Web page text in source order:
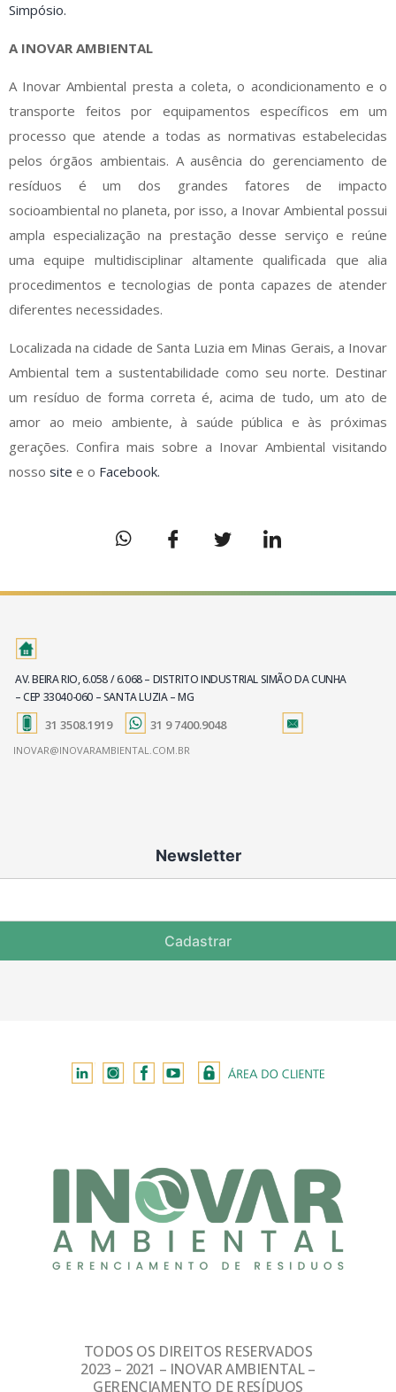
Simpósio.
A INOVAR AMBIENTAL
A Inovar Ambiental presta a coleta, o acondicionamento e o
transporte feitos por equipamentos específicos em um
processo que atende a todas as normativas estabelecidas
pelos órgãos ambientais. A ausência do gerenciamento de
resíduos é um dos grandes fatores de impacto
socioambiental no planeta, por isso, a Inovar Ambiental possui
ampla especialização na prestação desse serviço e reúne
uma equipe multidisciplinar altamente qualificada que alia
procedimentos e tecnologias de ponta capazes de atender
diferentes necessidades.
Localizada na cidade de Santa Luzia em Minas Gerais, a Inovar
Ambiental tem a sustentabilidade como seu norte. Destinar
um resíduo de forma correta é, acima de tudo, um ato de
amor ao meio ambiente, à saúde pública e às próximas
gerações. Confira mais sobre a Inovar Ambiental visitando
nosso site e o Facebook.
AV. BEIRA RIO, 6.058 / 6.068 – DISTRITO INDUSTRIAL SIMÃO DA CUNHA
– CEP 33040-060 – SANTA LUZIA – MG
31 3508.1919 31 9 7400.9048
INOVAR@INOVARAMBIENTAL.COM.BR
Newsletter
Cadastrar
TODOS OS DIREITOS RESERVADOS
2023 – 2021 – INOVAR AMBIENTAL –
GERENCIAMENTO DE RESÍDUOS